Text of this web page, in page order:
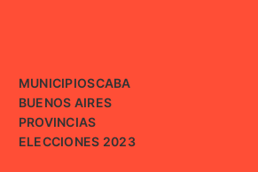
MUNICIPIOSCABA
BUENOS AIRES
PROVINCIAS
ELECCIONES 2023